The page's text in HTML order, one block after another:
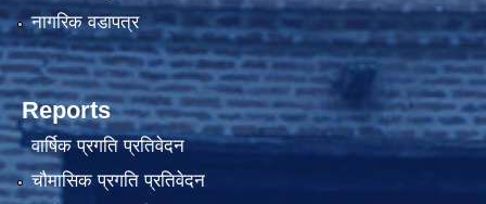
नागरिक वडापत्र
Reports
वार्षिक प्रगति प्रतिवेदन
चौमासिक प्रगति प्रतिवेदन